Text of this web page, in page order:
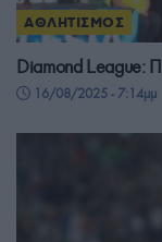
ΑΘΛΗΤΙΣΜΟΣ
Diamond League:
16/08/2025 - 7:14μμ